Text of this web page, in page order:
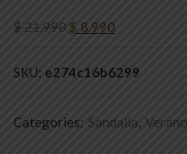
$21.990$ 8.990
SKU: e274c16b6299
Categories: Sandalia, Verano